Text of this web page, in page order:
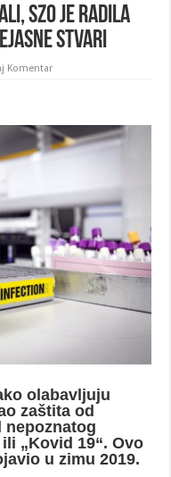
SZO je radila
STVARI
Komentar
olabavljuju
zaštita od
nepoznatog
„Kovid 19“. Ovo
u zimu 2019.